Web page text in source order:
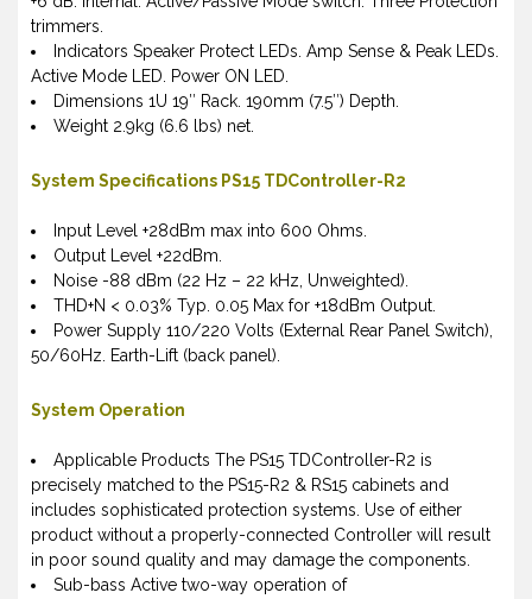
trimmers.
Indicators Speaker Protect LEDs. Amp Sense & Peak LEDs.
Active Mode LED. Power ON LED.
Dimensions 1U 19″ Rack. 190mm (7.5″) Depth.
Weight 2.9kg (6.6 lbs) net.
System Specifications PS15 TDController-R2
Input Level +28dBm max into 600 Ohms.
Output Level +22dBm.
Noise -88 dBm (22 Hz – 22 kHz, Unweighted).
THD+N < 0.03% Typ. 0.05 Max for +18dBm Output.
Power Supply 110/220 Volts (External Rear Panel Switch),
50/60Hz. Earth-Lift (back panel).
System Operation
Applicable Products The PS15 TDController-R2 is
precisely matched to the PS15-R2 & RS15 cabinets and
includes sophisticated protection systems. Use of either
product without a properly-connected Controller will result
in poor sound quality and may damage the components.
Sub-bass Active two-way operation of